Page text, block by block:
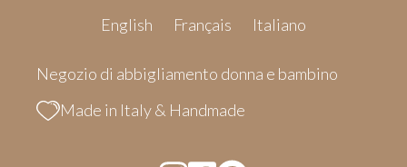
English
Français Italiano
Negozio di abbigliamento donna e bambino
Made in Italy & Handmade